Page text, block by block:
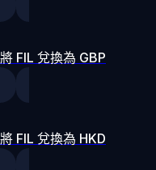
將 FIL 兌換為 GBP
將 FIL 兌換為 HKD